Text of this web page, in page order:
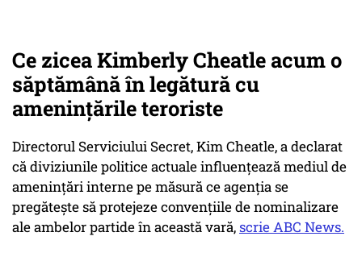
Ce zicea Kimberly Cheatle acum o
săptămână în legătură cu
amenințările teroriste
Directorul Serviciului Secret, Kim Cheatle, a declarat
că diviziunile politice actuale influențează mediul de
amenințări interne pe măsură ce agenția se
pregătește să protejeze convențiile de nominalizare
ale ambelor partide în această vară,scrie ABC News.